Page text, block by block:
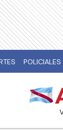
POLICIALES